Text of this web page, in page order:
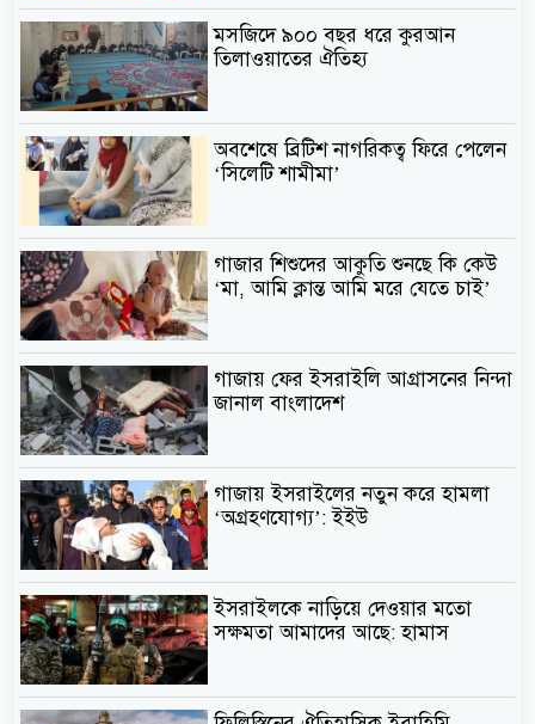
মসজিদে ৯০০ বছর ধরে কুরআন
তিলাওয়াতের ঐতিহ্য
অবশেষে ব্রিটিশ নাগরিকত্ব ফিরে পেলেন
‘সিলেটি শামীমা’
গাজার শিশুদের আকুতি শুনছে কি কেউ
‘মা, আমি ক্লান্ত আমি মরে যেতে চাই’
গাজায় ফের ইসরাইলি আগ্রাসনের নিন্দা
জানাল বাংলাদেশ
গাজায় ইসরাইলের নতুন করে হামলা
‘অগ্রহণযোগ্য’: ইইউ
ইসরাইলকে নাড়িয়ে দেওয়ার মতো
সক্ষমতা আমাদের আছে: হামাস